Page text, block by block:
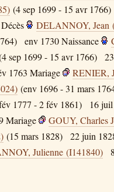
(4 sep 1699 - 15 avr 1766)
Décès DELANNOY, Jean
env 1730Naissance
sep 1699 - 15 avr 1766)
1763 Mariage RENIER,
(env 1696 - 31 mars
1777 - 2 fév 1861) 16
Mariage GOUY, Charles
(15 mars 1828) 22 juin
Julienne (I141840)